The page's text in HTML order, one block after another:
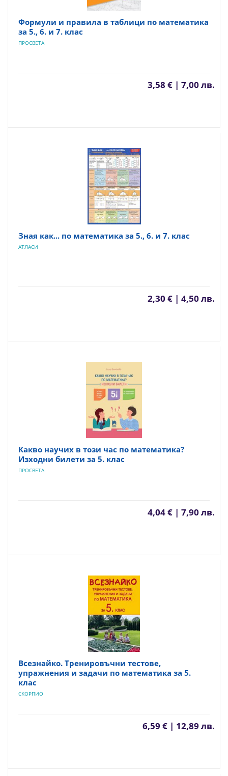
Формули и правила в таблици по математика
за 5., 6. и 7. клас
ПРОСВЕТА
3,58 € | 7,00 лв.
Зная как... по математика за 5., 6. и 7. клас
АТЛАСИ
2,30 € | 4,50 лв.
Какво научих в този час по математика?
Изходни билети за 5. клас
ПРОСВЕТА
4,04 € | 7,90 лв.
Всезнайко. Тренировъчни тестове,
упражнения и задачи по математика за 5.
клас
СКОРПИО
6,59 € | 12,89 лв.